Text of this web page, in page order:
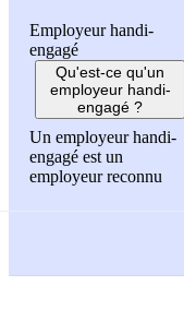
Employeur handi-
engagé
Qu'est-ce qu'un
employeur handi-
engagé ?
Un employeur handi-
engagé est un
employeur reconnu